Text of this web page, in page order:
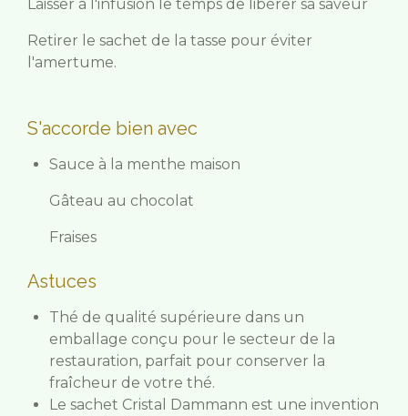
Laisser à l'infusion le temps de libérer sa saveur
Retirer le sachet de la tasse pour éviter
l'amertume.
S'accorde bien avec
Sauce à la menthe maison
Gâteau au chocolat
Fraises
Astuces
Thé de qualité supérieure dans un
emballage conçu pour le secteur de la
restauration, parfait pour conserver la
fraîcheur de votre thé.
Le sachet Cristal Dammann est une invention